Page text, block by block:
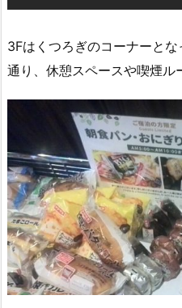
3Fはくつろぎのコーナーと
通り、休憩スペースや喫煙ル